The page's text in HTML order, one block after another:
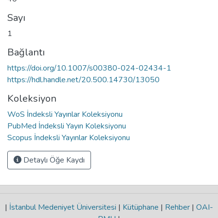
Sayı
1
Bağlantı
https://doi.org/10.1007/s00380-024-02434-1
https://hdl.handle.net/20.500.14730/13050
Koleksiyon
WoS İndeksli Yayınlar Koleksiyonu
PubMed İndeksli Yayın Koleksiyonu
Scopus İndeksli Yayınlar Koleksiyonu
Detaylı Öğe Kaydı
| İstanbul Medeniyet Üniversitesi | Kütüphane | Rehber | OAI-